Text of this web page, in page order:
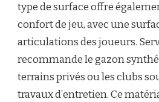
type de surface offre
confort de jeu, avec une
articulations des joueurs.
recommande le gazon
terrains privés ou les clubs
travaux d’entretien. Ce